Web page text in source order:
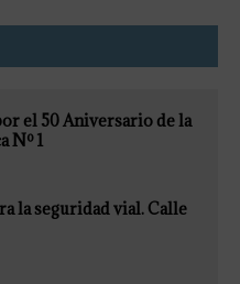
el 50 Aniversario de la
Nº 1
la seguridad vial. Calle